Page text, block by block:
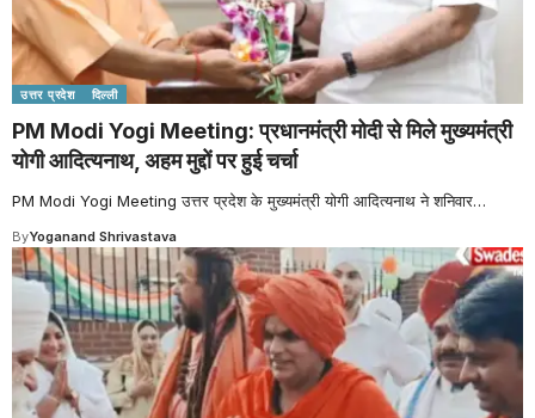
उत्तर प्रदेश दिल्ली
PM Modi Yogi Meeting: प्रधानमंत्री मोदी से मिले मुख्यमंत्री
योगी आदित्यनाथ, अहम मुद्दों पर हुई चर्चा
PM Modi Yogi Meeting उत्तर प्रदेश के मुख्यमंत्री योगी आदित्यनाथ ने शनिवार…
ByYoganand Shrivastava